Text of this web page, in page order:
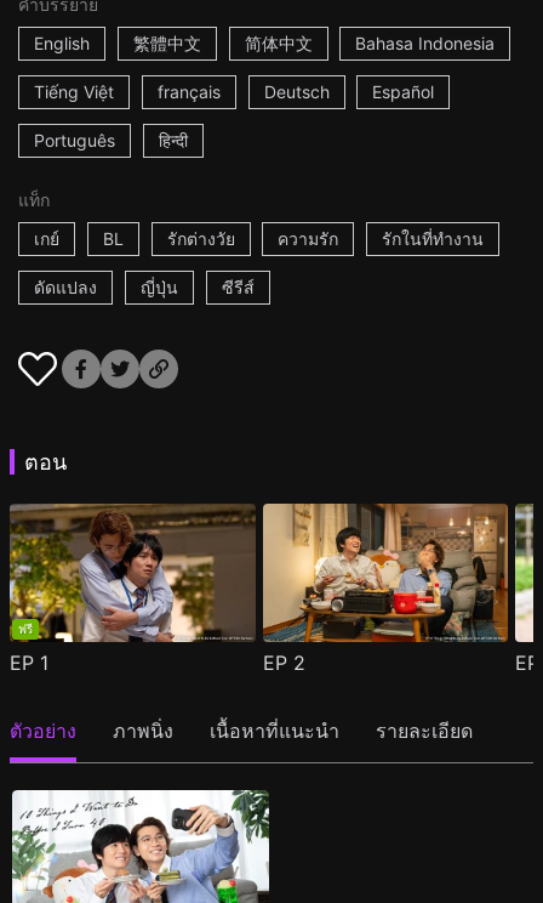
คำบรรยาย
English
繁體中文 简体中文 Bahasa Indonesia
Tiếng Việt français Deutsch Español
Português हिन्दी
แท็ก
เกย์
BL รักต่างวัย ความรัก รักในที่ทำงาน
ดัดแปลง ญี่ปุ่น ซีรีส์
ตอน
ฟรี
EP 1 EP 2
ตัวอย่าง ภาพนิ่ง เนื้อหาที่แนะนำ รายละเอียด